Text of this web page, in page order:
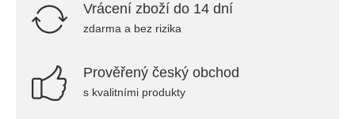
Vrácení zboží do 14 dní
zdarma a bez rizika
Prověřený český obchod
s kvalitními produkty